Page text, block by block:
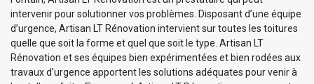
intervenir pour solutionner vos problèmes. Disposant d’une équipe
d’urgence, Artisan LT Rénovation intervient sur toutes les toitures
quelle que soit la forme et quel que soit le type. Artisan LT
Rénovation et ses équipes bien expérimentées et bien rodées aux
travaux d’urgence apportent les solutions adéquates pour venir à